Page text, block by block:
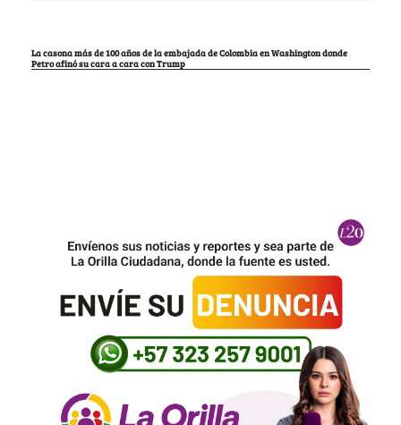
La casona más de 100 años de la embajada de Colombia en Washington donde
Petro afinó su cara a cara con Trump